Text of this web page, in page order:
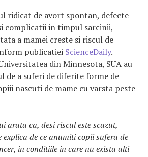
ridicat de avort spontan, defecte
complicatii in timpul sarcinii,
a mamei creste si riscul de
publicatiei ScienceDaily.
din Minnesota, SUA au
de a suferi de diferite forme de
nascuti de mame cu varsta peste
arata ca, desi riscul este scazut,
de ce anumiti copii sufera de
in conditiile in care nu exista alti